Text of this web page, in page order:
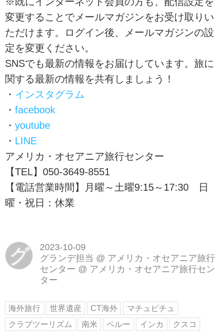
変更することでメールマガジンをお受け取りい
ただけます。ログイン後、メールマガジンの設
定を変更ください。
SNSでも最新の情報をお届けしています。旅に
関する最新の情報を共有しましょう！
・ インスタグラム
・ facebook
・ youtube
・ LINE
アメリカ・オセアニア旅行センター
【TEL】050-3649-8551
【電話営業時間】月曜～土曜9:15～17:30 日
曜・祝日：休業
グ
2023-10-09
グランデ担当 @ アメリカ・オセアニア旅行
センター @ アメリカ・オセアニア旅行セン
ター
海外旅行 世界遺産 CT海外
マチュピチュ
クラブツーリズム
南米 ペルー インカ クスコ